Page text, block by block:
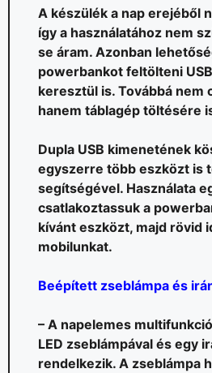
A készülék a nap erejéből
így a használatához nem
se áram. Azonban
powerbankot feltölteni
keresztül is. Továbbá nem
hanem táblagép töltésére
Dupla USB kimenetének
egyszerre több eszközt is
segítségével. Használata
csatlakoztassuk a
kívánt eszközt, majd rövid
mobilunkat.
Beépített zseblámpa és
– A napelemes
LED zseblámpával és egy
rendelkezik. A zseblámpa